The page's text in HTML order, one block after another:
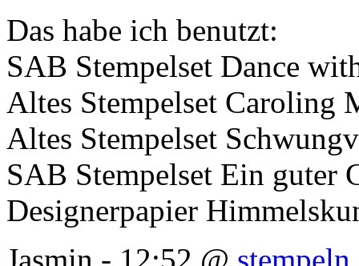
Das habe ich benutzt:
SAB Stempelset Dance
Altes Stempelset Caroling
Altes Stempelset
SAB Stempelset Ein guter
Designerpapier
Jasmin - 12:52 @